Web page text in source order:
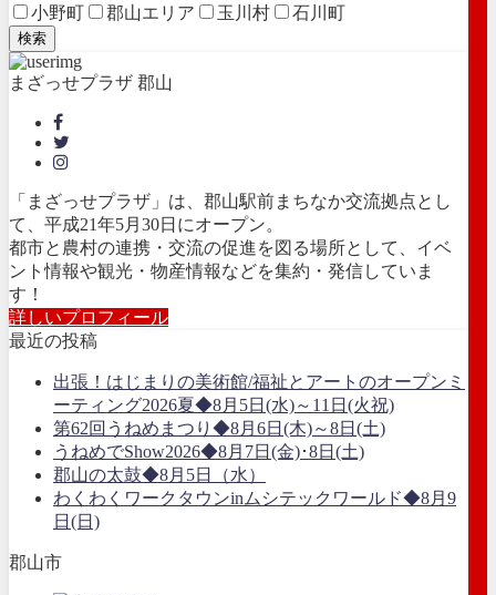
小野町
郡山エリア 玉川村 石川町
検索
まざっせプラザ 郡山
「まざっせプラザ」は、郡山駅前まちなか交流拠点とし
て、平成21年5月30日にオープン。
都市と農村の連携・交流の促進を図る場所として、イベ
ント情報や観光・物産情報などを集約・発信していま
す！
詳しいプロフィール
最近の投稿
出張！はじまりの美術館/福祉とアートのオープンミ
ーティング2026夏◆8月5日(水)～11日(火祝)
第62回うねめまつり◆8月6日(木)～8日(土)
うねめでShow2026◆8月7日(金)･8日(土)
郡山の太鼓◆8月5日（水）
わくわくワークタウンinムシテックワールド◆8月9
日(日)
郡山市